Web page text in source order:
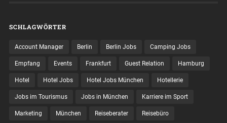
SCHLAGWÖRTER
Account Manager Berlin Berlin Jobs Camping Jobs
Empfang Events Frankfurt Guest Relation Hamburg
Hotel Hotel Jobs Hotel Jobs München Hotellerie
Jobs im Tourismus Jobs in München Karriere im Sport
Marketing München Reiseberater Reisebüro